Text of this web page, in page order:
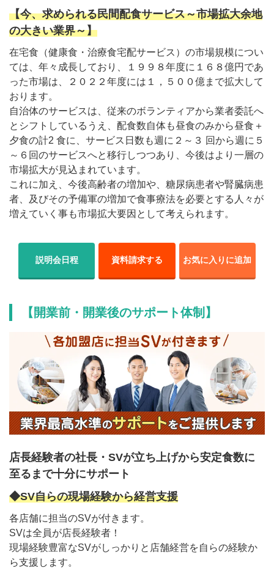
【今、求められる民間配食サービス～市場拡大余地
の大きい業界～】
在宅食（健康食・治療食宅配サービス）の市場規模につい
ては、年々成長しており、１９９８年度に１６８億円であ
った市場は、２０２２年度には１，５００億まで拡大して
おります。
自治体のサービスは、従来のボランティアから業者委託へ
とシフトしているうえ、配食数自体も昼食のみから昼食＋
夕食の計2 食に、サービス日数も週に２～３ 回から週に５
～６回のサービスへと移行しつつあり、今後はより一層の
市場拡大が見込まれています。
これに加え、今後高齢者の増加や、糖尿病患者や腎臓病患
者、及びその予備軍の増加で食事療法を必要とする人々が
増えていく事も市場拡大要因として考えられます。
説明会日程 資料請求する お気に入りに追加
【開業前・開業後のサポート体制】
店長経験者の社長・SVが立ち上げから安定食数に
至るまで十分にサポート
◆SV自らの現場経験から経営支援
各店舗に担当のSVが付きます。
SVは全員が店長経験者！
現場経験豊富なSVがしっかりと店舗経営を自らの経験か
ら支援します。